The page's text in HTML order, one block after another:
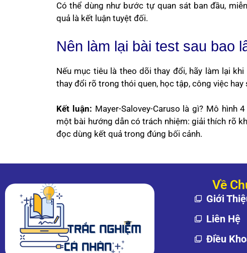
Có thể dùng như bước tự quan sát ban đầu,
quả là kết luận tuyệt đối.
Nên làm lại bài test sau bao
Nếu mục tiêu là theo dõi thay đổi, hãy làm lại
thay đổi rõ trong thói quen, học tập, công việc hay
Kết luận: Mayer-Salovey-Caruso là gì? Mô hình
một bài hướng dẫn có trách nhiệm: giải thích rõ
đọc dùng kết quả trong đúng bối cảnh.
Về
Giới
Liên Hệ
Điều